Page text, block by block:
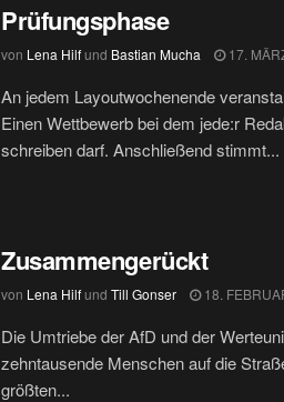
Prüfungsphase
von Lena Hilfund Bastian Mucha 17.
An jedem Layoutwochenende
Einen Wettbewerb bei dem jede:r
schreiben darf. Anschließend stimmt...
Zusammengerückt
von Lena Hilfund Till Gonser 18.
Die Umtriebe der AfD und der
zehntausende Menschen auf die
größten...